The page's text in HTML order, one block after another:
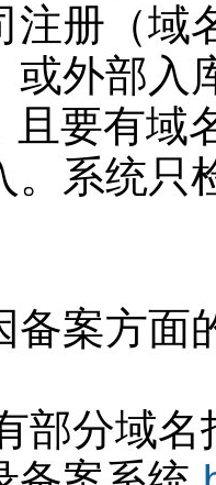
注册（域
或外部入
且要有域
。系统只
备案方面
部分域